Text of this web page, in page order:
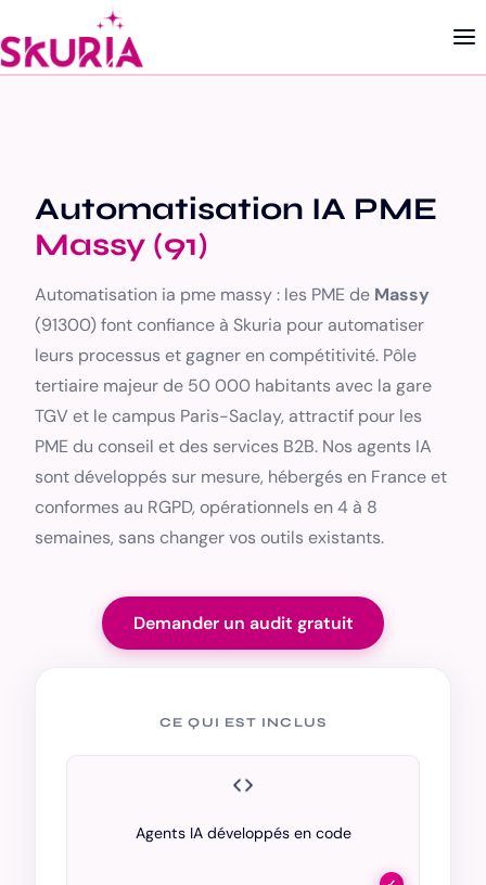
Automatisation IA PME
Massy (91)
Automatisation ia pme massy : les PME de Massy
(91300) font confiance à Skuria pour automatiser
leurs processus et gagner en compétitivité. Pôle
tertiaire majeur de 50 000 habitants avec la gare
TGV et le campus Paris-Saclay, attractif pour les
PME du conseil et des services B2B. Nos agents IA
sont développés sur mesure, hébergés en France et
conformes au RGPD, opérationnels en 4 à 8
semaines, sans changer vos outils existants.
Demander un audit gratuit
CE QUI EST INCLUS
Agents IA développés en code